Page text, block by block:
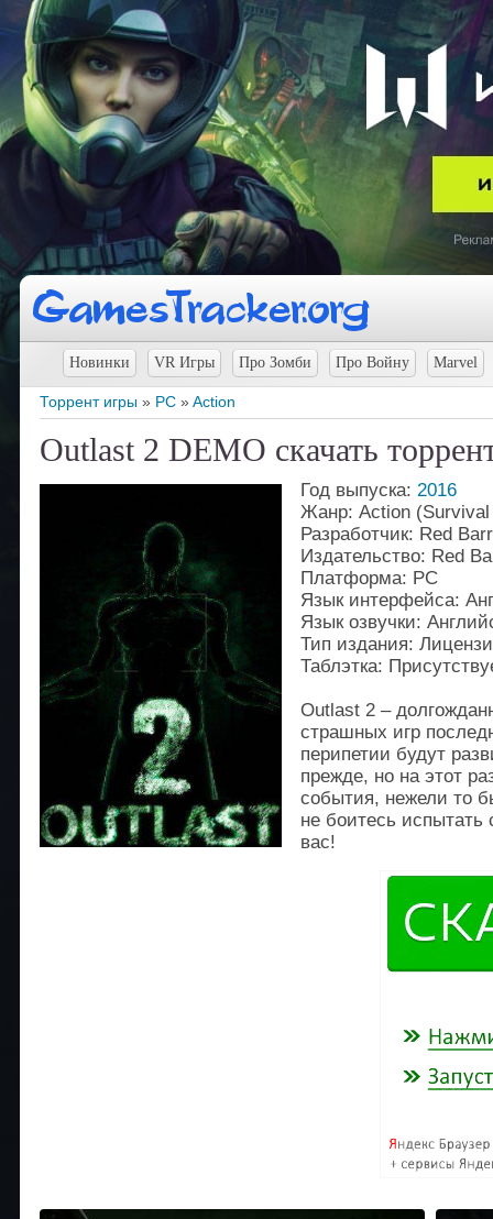
Новинки VR Игры Про Зомби Про Войну Marvel
Торрент игры » PC »Action
Outlast 2 DEMO скачать
Год выпуска: 2016
Жанр: Action
Разработчик: Red
Издательство: Red
Платформа: РС
Язык интерфейса:
Язык озвучки:
Тип издания:
Таблэтка:
Outlast 2 –
страшных игр
перипетии будут
прежде, но на этот
события, нежели то
не боитесь
вас!